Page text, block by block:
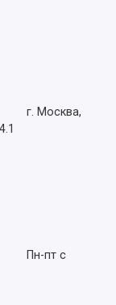
г. Москва,
Пн-пт с